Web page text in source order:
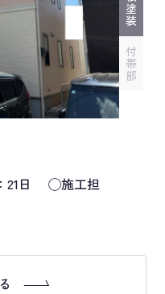
21日 ◯施工担
塗
装
付
帯
部